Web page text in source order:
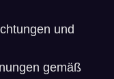
und
gemäß